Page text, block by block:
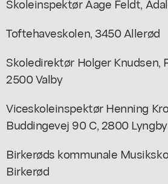
Toftehaveskolen, 3450 Allerød
Skoledirektør Holger Knudsen,
2500 Valby
Viceskoleinspektør Henning
Buddingevej 90 C, 2800 Lyngby
Birkerøds kommunale
Birkerød